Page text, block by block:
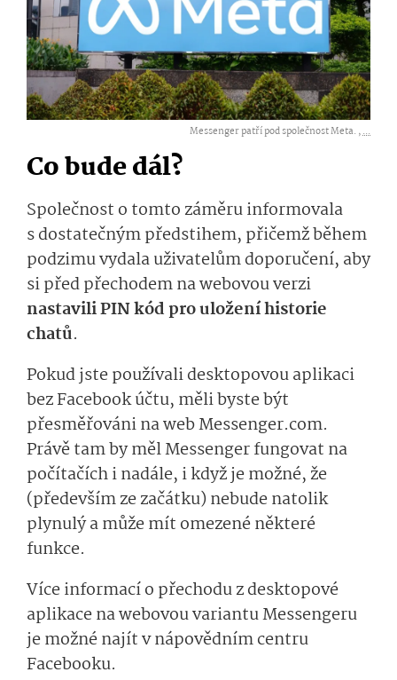
Messenger patří pod společnost Meta. ,...
Co bude dál?
Společnost o tomto záměru informovala
s dostatečným předstihem, přičemž během
podzimu vydala uživatelům doporučení, aby
si před přechodem na webovou verzi
nastavili PIN kód pro uložení historie
chatů.
Pokud jste používali desktopovou aplikaci
bez Facebook účtu, měli byste být
přesměřováni na web Messenger.com.
Právě tam by měl Messenger fungovat na
počítačích i nadále, i když je možné, že
(především ze začátku) nebude natolik
plynulý a může mít omezené některé
funkce.
Více informací o přechodu z desktopové
aplikace na webovou variantu Messengeru
je možné najít v nápovědním centru
Facebooku.